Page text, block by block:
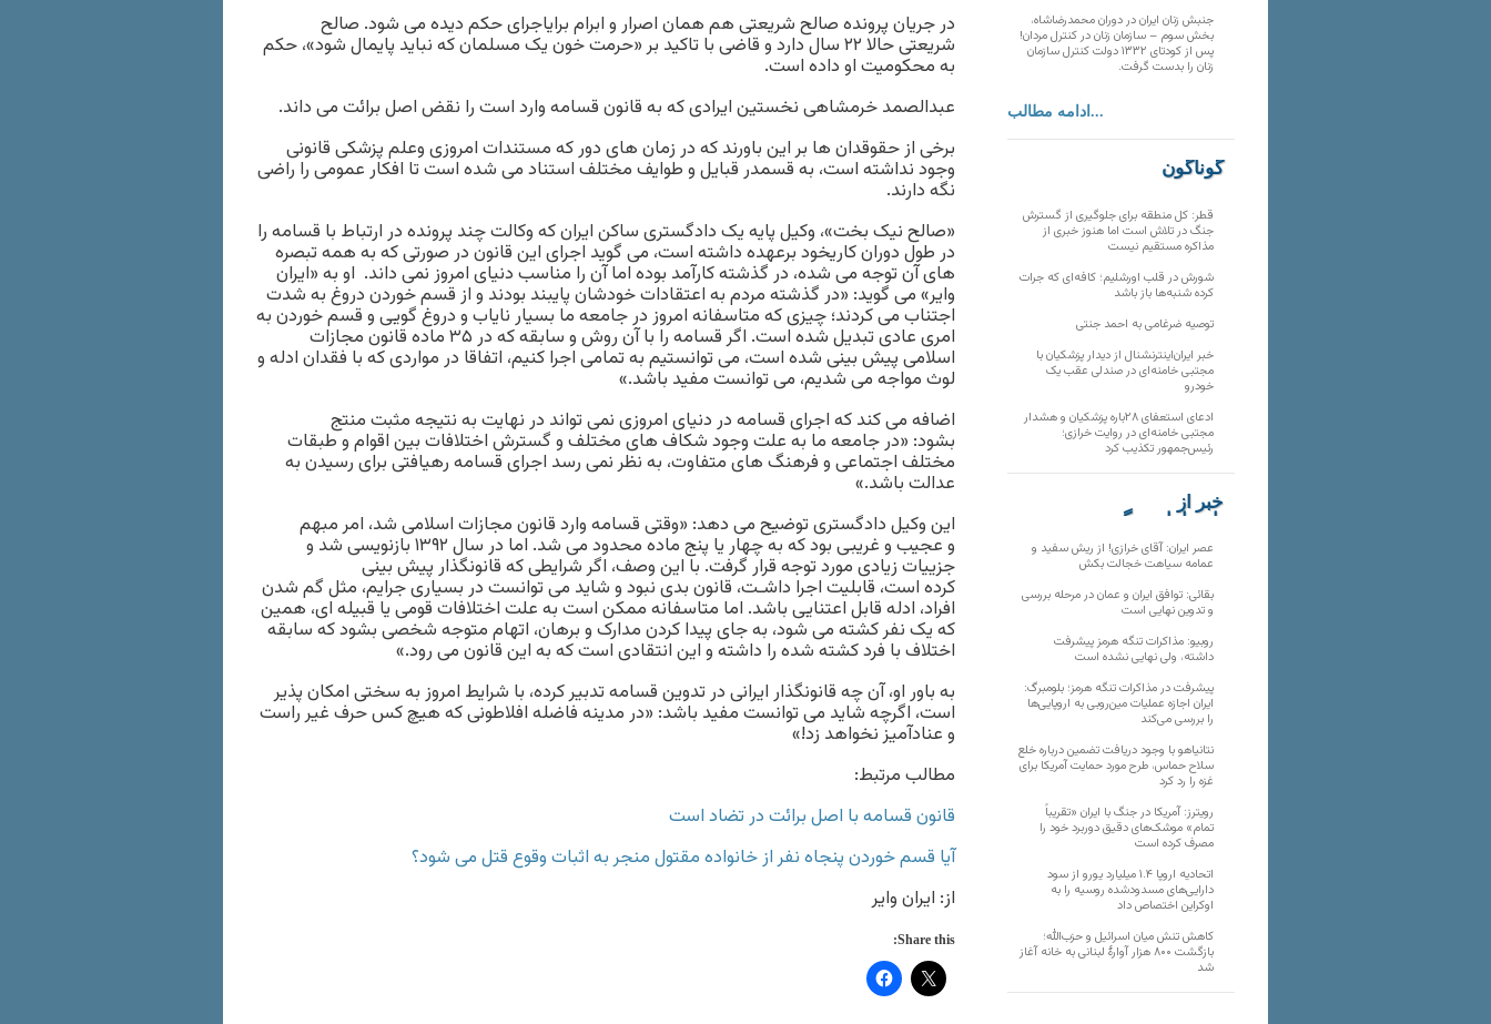
در جریان پرونده صالح شریعتی هم همان اصرار و ابرام برایاجرای حکم دیده می شود. صالح
شریعتی حالا ۲۲ سال دارد و قاضی با تاکید بر «حرمت خون یک مسلمان که نباید پایمال شود»، حکم
به محکومیت او داده است.
عبدالصمد خرمشاهی نخستین ایرادی که به قانون قسامه وارد است را نقض اصل برائت می داند.
برخی از حقوق‏دان ها بر این باورند که در زمان های دور که مستندات امروزی وعلم پزشکی قانونی
وجود نداشته است، به قسمدر قبایل و طوایف مختلف استناد می شده است تا افکار عمومی را راضی
نگه دارند.
«صالح نیک بخت»، وکیل پایه یک دادگستری ساکن ایران که وکالت چند پرونده در ارتباط با قسامه را
در طول دوران کاریخود برعهده داشته است، می گوید اجرای این قانون در صورتی که به همه تبصره
های آن توجه می شده، در گذشته کارآمد بوده اما آن را مناسب دنیای امروز نمی داند. او به «ایران
وایر» می گوید: «در گذشته مردم به اعتقادات خودشان پایبند بودند و از قسم خوردن دروغ به شدت
اجتناب می کردند؛ چیزی که متاسفانه امروز در جامعه ما بسیار نایاب و دروغ گویی و قسم خوردن به
امری عادی تبدیل شده است. اگر قسامه را با آن روش و سابقه که در ۳۵ ماده قانون مجازات
اسلامی پیش بینی شده است، می توانستیم به تمامی اجرا کنیم، اتفاقا در مواردی که با فقدان ادله و
لوث مواجه می شدیم، می توانست مفید باشد.»
اضافه می کند که اجرای قسامه در دنیای امروزی نمی تواند در نهایت به نتیجه مثبت منتج
بشود: «در جامعه ما به علت وجود شکاف های مختلف و گسترش اختلافات بین اقوام و طبقات
مختلف اجتماعی و فرهنگ های متفاوت، به نظر نمی رسد اجرای قسامه رهیافتی برای رسیدن به
عدالت باشد.»
این وکیل دادگستری توضیح می دهد: «وقتی قسامه وارد قانون مجازات اسلامی شد، امر مبهم
و عجیب و غریبی بود که به چهار یا پنج ماده محدود می شد. اما در سال ۱۳۹۲ بازنویسی شد و
جزییات زیادی مورد توجه قرار گرفت. با این وصف، اگر شرایطی که قانون‏گذار پیش بینی
کرده است، قابلیت اجرا داشـت، قانون بدی نبود و شاید می توانست در بسیاری جرایم، مثل گم شدن
افراد، ادله قابل اعتنایی باشد. اما متاسفانه ممکن است به علت اختلافات قومی یا قبیله ای، همین
که یک نفر کشته می شود، به جای پیدا کردن مدارک و برهان، اتهام متوجه شخصی بشود که سابقه
اختلاف با فرد کشته شده را داشته و این انتقادی است که به این قانون می رود.»
به باور او، آن چه قانون‎گذار ایرانی در تدوین قسامه تدبیر کرده، با شرایط امروز به سختی امکان پذیر
است، اگرچه شاید می توانست مفید باشد: «در مدینه فاضله افلاطونی که هیچ کس حرف غیر راست
و عنادآمیز نخواهد زد!»
مطالب مرتبط:
قانون قسامه با اصل برائت در تضاد است
آیا قسم خوردن پنجاه نفر از خانواده مقتول منجر به اثبات وقوع قتل می شود؟
از: ایران وایر
Share this:
جنبش زنان ایران در دوران محمدرضاشاه،
بخش سوم – سازمان زنان در کنترل مردان!
پس از کودتای ۱۳۳۲ دولت کنترل سازمان
زنان را بدست گرفت.
ادامه مطالب...
گوناگون
قطر: کل منطقه برای جلوگیری از گسترش
جنگ در تلاش است اما هنوز خبری از
مذاکره مستقیم نیست
شورش در قلب اورشلیم؛ کافه‌ای که جرات
کرده شنبه‌ها باز باشد
توصیه ضرغامی به احمد جنتی
خبر ایران‌اینترنشنال از دیدار پزشکیان با
مجتبی خامنه‌ای در صندلی عقب یک
خودرو
ادعای استعفای ۲۸باره پزشکیان و هشدار
مجتبی خامنه‌ای در روایت خرازی؛
رئیس‌جمهور تکذیب کرد
خبر از
تارنماهای دیگر
عصر ایران: آقای خرازی! از ریش سفید و
عمامه سیاهت خجالت بکش
بقائی: توافق ایران و عمان در مرحله بررسی
و تدوین نهایی است
روبیو: مذاکرات تنگه هرمز پیشرفت
داشته، ولی نهایی نشده است
پیشرفت در مذاکرات تنگه هرمز؛ بلومبرگ:
ایران اجازه عملیات مین‌روبی به اروپایی‌ها
را بررسی می‌کند
نتانیاهو با وجود دریافت تضمین درباره خلع
سلاح حماس، طرح مورد حمایت آمریکا برای
غزه را رد کرد
رویترز: آمریکا در جنگ با ایران «تقریباً
تمام» موشک‌های دقیق دوربرد خود را
مصرف کرده است
اتحادیه اروپا ۱.۴ میلیارد یورو از سود
دارایی‌های مسدودشده روسیه را به
اوکراین ‏اختصاص داد
کاهش تنش میان اسرائیل و حزب‌الله؛
بازگشت ۸۰۰ هزار آوارۀ لبنانی به خانه‌ آغاز
شد